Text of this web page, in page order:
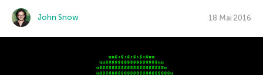
John Snow 18 Mai 2016